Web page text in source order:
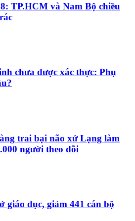
TP.HCM và Nam Bộ chiều
chưa được xác thực: Phụ
trai bại não xứ Lạng làm
người theo dõi
giáo dục, giảm 441 cán bộ